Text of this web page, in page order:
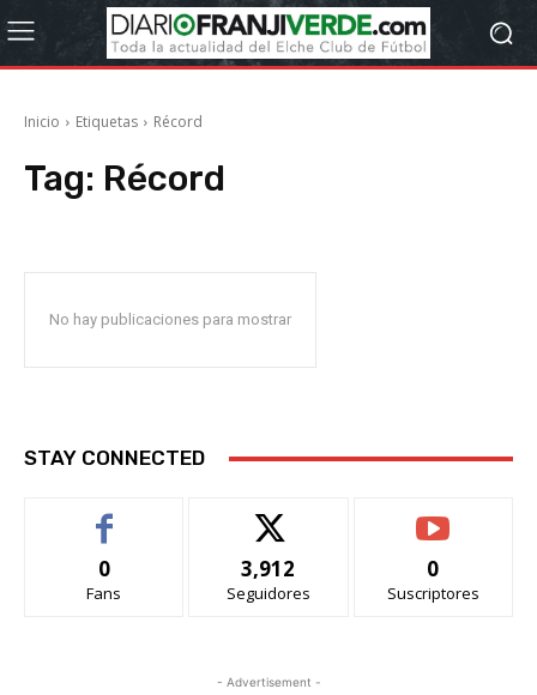
Inicio Etiquetas Récord
Tag: Récord
No hay publicaciones para mostrar
STAY CONNECTED
0
Fans
3,912
Seguidores
0
Suscriptores
- Advertisement -